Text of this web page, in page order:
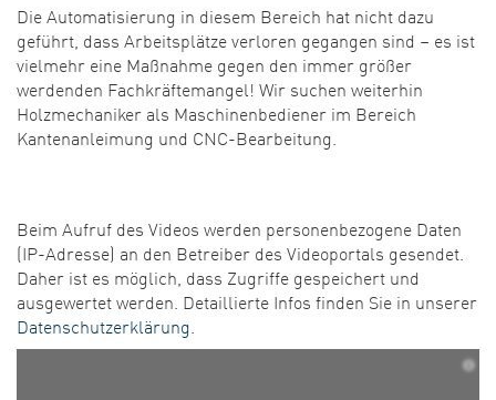
Die Automatisierung in diesem Bereich hat nicht dazu
geführt, dass Arbeitsplätze verloren gegangen sind – es ist
vielmehr eine Maßnahme gegen den immer größer
werdenden Fachkräftemangel! Wir suchen weiterhin
Holzmechaniker als Maschinenbediener im Bereich
Kantenanleimung und CNC-Bearbeitung.
Beim Aufruf des Videos werden personenbezogene Daten
(IP-Adresse) an den Betreiber des Videoportals gesendet.
Daher ist es möglich, dass Zugriffe gespeichert und
ausgewertet werden. Detaillierte Infos finden Sie in unserer
Datenschutzerklärung